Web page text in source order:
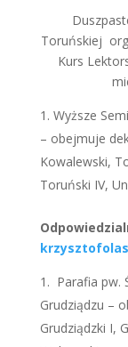
Toruńskiej
Kurs
Wyższe
– obejmuje
Kowalewski,
Toruński IV,
Parafia pw.
Grudziądzu –
Grudziądzki I,